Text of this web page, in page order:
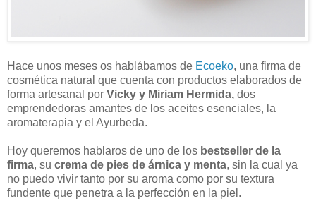
Hace unos meses os hablábamos de Ecoeko, una firma de
cosmética natural que cuenta con productos elaborados de
forma artesanal por Vicky y Miriam Hermida, dos
emprendedoras amantes de los aceites esenciales, la
aromaterapia y el Ayurbeda.
Hoy queremos hablaros de uno de los bestseller de la
firma, su crema de pies de árnica y menta, sin la cual ya
no puedo vivir tanto por su aroma como por su textura
fundente que penetra a la perfección en la piel.